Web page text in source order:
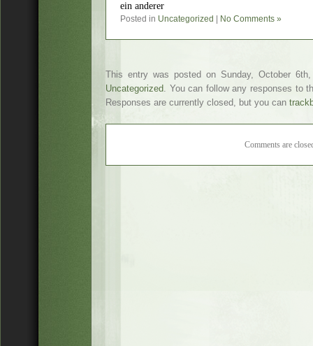
ein anderer
Posted in Uncategorized No Comments »
This entry was posted on Sunday, October
Uncategorized. You can follow any responses to
Responses are currently closed, but you can
Comments are